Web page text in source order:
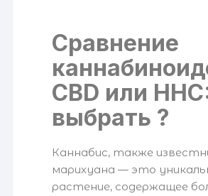
Сравнение
CBD или
выбрать ?
Каннабис, также
марихуана — это
растение, содержащее